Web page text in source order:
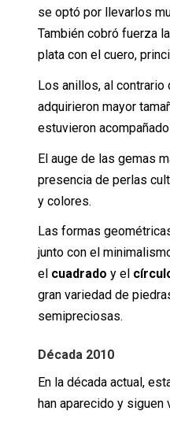
se optó por llevarlos
También cobró fuerza
plata con el cuero,
Los anillos, al
adquirieron mayor
estuvieron
El auge de las gemas
presencia de perlas
y colores.
Las formas
junto con el
el cuadrado y el
gran variedad de
semipreciosas.
Década 2010
En la década actual,
han aparecido y siguen